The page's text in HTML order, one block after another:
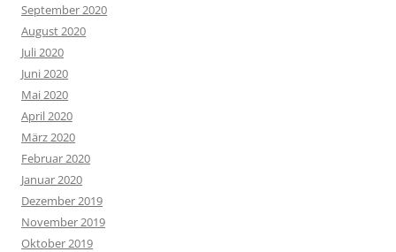
September 2020
August 2020
Juli 2020
Juni 2020
Mai 2020
April 2020
März 2020
Februar 2020
Januar 2020
Dezember 2019
November 2019
Oktober 2019